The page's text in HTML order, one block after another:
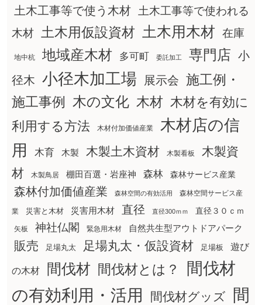
土木工事等で使う木材
土木工事等で使われる
木材
土木用仮設資材 土木用木材 在庫
地中杭 地域産木材 多可町 委託加工 専門店 小
径木 小径木加工場 展示会 施工例・
施工事例
木の文化 木材 木材を有効に
利用する方法
木材付加価値産業
木材店の信
用
木育 木製 木製土木資材 木製看板
木製資
材
木製鳥居 棚田百選・岩座神 森林 森林サービス産業
森林付加価値産業 森林空間の有効活用 森林空間サービス産
業 災害と木材 災害用木材 直径 直径300ｍｍ 直径３０ｃｍ
矢板 神社仏閣 緊急用木材 自然共生型アウトドアパーク
販売 足場丸太 足場丸太・仮設資材 足場板 遊び
の木材 間伐材 間伐材とは？
間伐材
の有効利用・活用
間伐材グッズ
間